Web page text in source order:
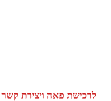
לרכישת פאה ויצירת